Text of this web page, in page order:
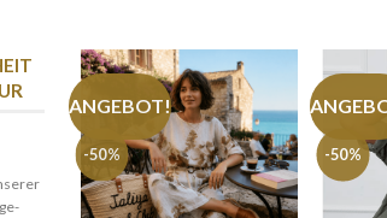
-50%
ANGEBOT!
-50%